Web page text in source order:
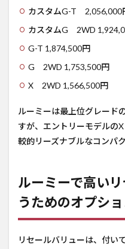
カスタムG-T 2,056,000
カスタムG 2WD
G-T 1,874,500円
G 2WD 1,753,500円
X 2WD 1,566,500円
ルーミーは最上位グレード
すが、エントリーモデル
較的リーズナブルなコンパク
ルーミーで高い
うためのオプシ
リセールバリューは、付い